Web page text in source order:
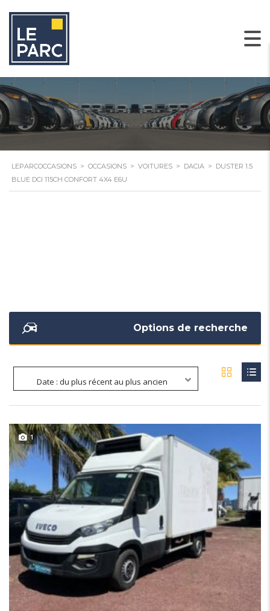
LEPARCOCCASIONS > OCCASIONS > VOITURES > DACIA > DUSTER 1.5
BLUE DCI 115CH CONFORT 4X4 E6U
Options de recherche
Date : du plus récent au plus ancien
1